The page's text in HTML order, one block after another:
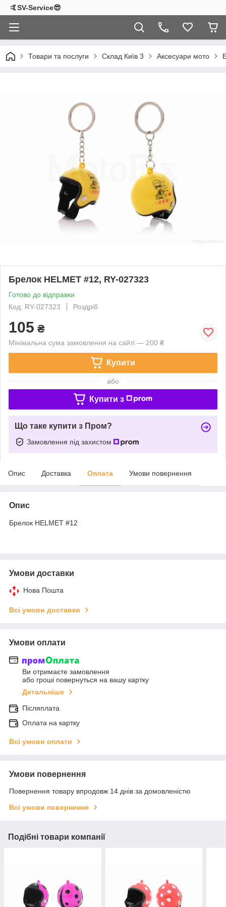
🤙SV-Service😎
Товари та послуги Склад Київ 3 Аксесуари мото
Брелок HELMET #12, RY-027323
Готово до відправки
Код: RY-027323
Роздріб
105 ₴
Мінімальна сума замовлення на сайті — 200 ₴
Купити
або
Купити з
Що таке купити з Пром?
Замовлення під захистом
Опис Доставка Оплата Умови повернення
Опис
Брелок HELMET #12
Умови доставки
Нова Пошта
Всі умови доставки
Умови оплати
Ви отримаєте замовлення
або гроші повернуться на вашу картку
Детальніше
Післяплата
Оплата на картку
Всі умови оплати
Умови повернення
Повернення товару впродовж 14 днів за домовленістю
Всі умови повернення
Подібні товари компанії